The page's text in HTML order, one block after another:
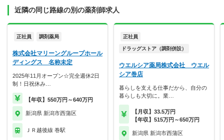
近隣の同じ路線の別の薬剤師求人
正社員 調剤薬局
株式会社マリーングループホール
ディングス 名称未定
2025年11月オープン☆完全週休2日
制！日祝休み…
【年収】550万円～640万円
新潟県 新潟市西蒲区
ＪＲ越後線 巻駅
正社員
ドラッグストア（調剤併設）
ウエルシア薬局株式会社 ウエル
シア巻店
暮らしを支える仕事だから、自分の
暮らしも大切に。業…
【月収】33.5万円
【年収】515万円～650万円
新潟県 新潟市西蒲区